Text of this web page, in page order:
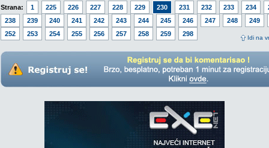
Strana: 1 225 226 227 228 229 230 231 232 233 234
238
239 240 241 242 243 244 245 246 247 248
249
252
253 254 255 256 257 258 259 298
Idi na